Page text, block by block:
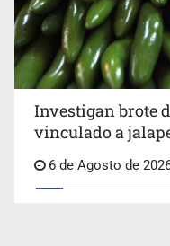
Investigan brote
vinculado a
6 de Agosto de